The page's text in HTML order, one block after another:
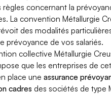
règles concernant la
La convention Métallurgie
des modalités
prévoyance de vos salariés.
collective Métallurgie
que les entreprises de
place uneassurance
cadres des sociétés de type